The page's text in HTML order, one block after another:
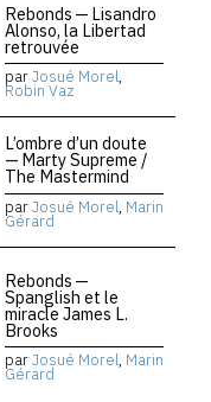
Rebonds — Lisandro
Alonso, la Libertad
retrouvée
parJosué Morel,
Robin Vaz
L’ombre d’un doute
— Marty Supreme /
The Mastermind
parJosué Morel, Marin
Gérard
Rebonds —
Spanglish et le
miracle James L.
Brooks
parJosué Morel, Marin
Gérard